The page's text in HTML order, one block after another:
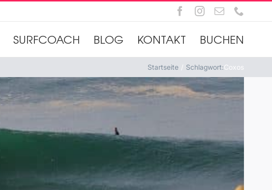
Facebook
Instagram
E-
Mail
SURFCOACH BLOG KONTAKT BUCHEN
Startseite Schlagwort:Coxos